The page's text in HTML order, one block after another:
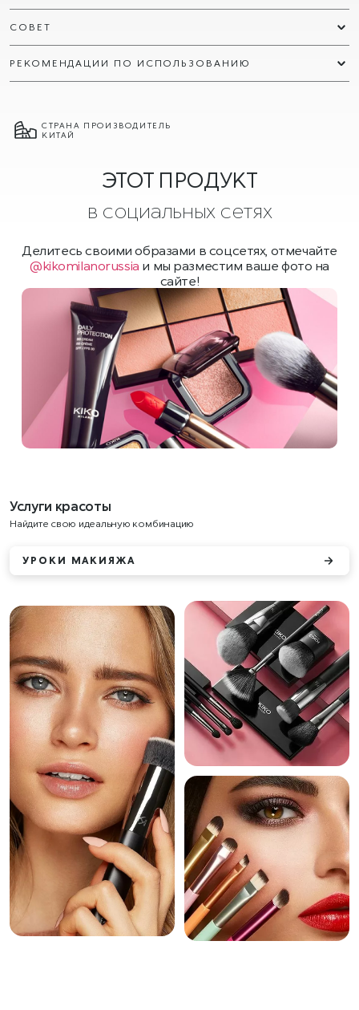
СОВЕТ
РЕКОМЕНДАЦИИ ПО ИСПОЛЬЗОВАНИЮ
СТРАНА ПРОИЗВОДИТЕЛЬ
КИТАЙ
ЭТОТ ПРОДУКТ
в социальных сетях
Делитесь своими образами в соцсетях, отмечайте
@kikomilanorussia и мы разместим ваше фото на
сайте!
Услуги красоты
Найдите свою идеальную комбинацию
УРОКИ МАКИЯЖА